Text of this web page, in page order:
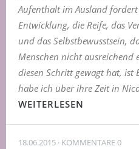
Aufenthalt im Ausland
Entwicklung, die Reife, das
und das Selbstbewusstsein,
Menschen nicht ausreichend
diesen Schritt gewagt hat,
habe ich über ihre Zeit in
WEITERLESEN
18.06.2015 KOMMENTARE 0